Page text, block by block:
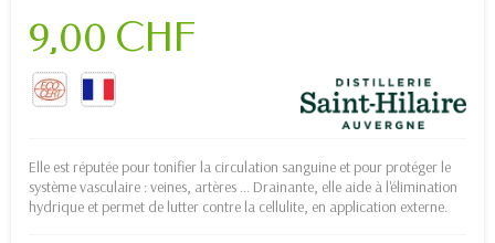
9,00 CHF
Elle est réputée pour tonifier la circulation sanguine et pour protéger le
système vasculaire : veines, artères ... Drainante, elle aide à l'élimination
hydrique et permet de lutter contre la cellulite, en application externe.